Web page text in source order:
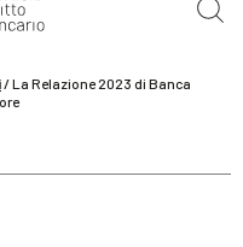
del TUF
/La Relazione 2023 di Banca